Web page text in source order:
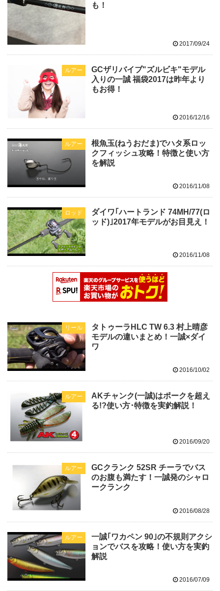
も！
2017/09/24
ルアー
GCザリバイブ"ズルビキ"モデル
入りの一誠 福袋2017は昨年より
もお得！
2016/12/16
ルアー
根魚玉(ねうおだま)でハタ系ロッ
クフィッシュ攻略！特徴と使い方
を解説
2016/11/08
ロッド
ダイワ｢ハートランド 74MH/77(ロ
ッド)｣2017年モデルがお目見え！
2016/11/08
リール
タトゥーラHLC TW 6.3 村上晴彦
モデルの違いまとめ！一誠×ダイ
ワ
2016/10/02
ルアー
AKチャンク(一誠)はポークを超え
る!?使い方･特徴を実釣解説！
2016/09/20
ルアー
GCクランク 52SR チーラでバス
のお腹も満たす！一誠発のシャロ
ークランク
2016/08/28
ルアー
一誠｢ワカペン 90｣の不規則アクシ
ョンでバスを攻略！使い方を実釣
解説
2016/07/09